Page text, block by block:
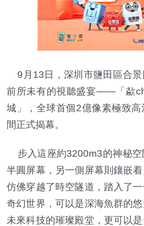
9月13日，深圳市鹽田區合景
前所未有的視聽盛宴——「歘
城」，全球首個2億像素極致
間正式揭幕。
步入這座約3200m3的神秘空
半圓屏幕，另一側屏幕則鑲嵌着
仿佛穿越了時空隧道，踏入了
奇幻世界，可以是深海魚群的
未來科技的璀璨殿堂，更可以